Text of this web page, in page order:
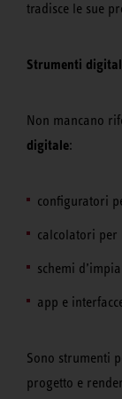
tradisce le sue
Strumenti
Non mancano
digitale:
configuratori
calcolatori per
schemi
app e
Sono strumenti
progetto e